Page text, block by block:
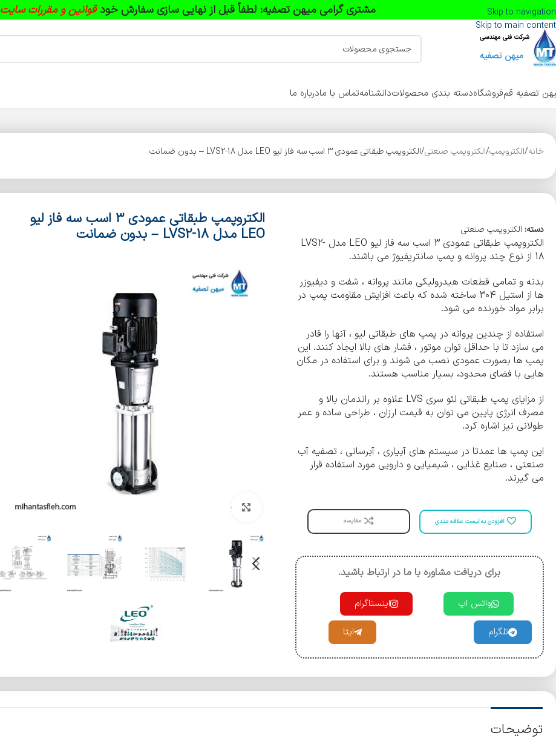
Skip to navigation
Skip to main content
مشتری گرامی میهن تصفیه: لطفاً قبل از نهایی سازی سفارش خودقوانین و مقررات سایت
تصفیه قمفروشگاهدسته بندی محصولاتدانشنامهتماس با مادرباره ما
خانه الکتروپمپ الکتروپمپ صنعتی الکتروپمپ طبقاتی عمودی 3 اسب سه فاز لیو LEO مدل LVS2-18 – بدون ضمانت
دسته: الکتروپمپ صنعتی
الکتروپمپ طبقاتی عمودی 3 اسب سه فاز لیو LEO مدل LVS2-
18 از نوع چند پروانه و پمپ سانتریفیوژ می باشند.
بدنه و تمامی قطعات هیدرولیکی مانند پروانه ، شفت و دیفیوزر
ها از استیل 304 ساخته شده که باعث افزایش مقاومت پمپ در
برابر مواد خورنده می شود.
استفاده از چندین پروانه در پمپ های طبقاتی لیو ، آنها را قادر
می سازد تا با حداقل توان موتور ، فشار های بالا ایجاد کنند. این
پمپ ها بصورت عمودی نصب می شوند و برای استفاده در مکان
هایی با فضای محدود، بسیار مناسب هستند.
از مزایای پمپ طبقاتی لئو سری LVS علاوه بر راندمان بالا و
مصرف انرژی پایین می توان به قیمت ارزان ، طراحی ساده و عمر
طولانی نیز اشاره کرد.
این پمپ ها عمدتا در سیستم های آبیاری ، آبرسانی ، تصفیه آب
صنعتی ، صنایع غذایی ، شیمیایی و دارویی مورد استفاده قرار
می گیرند.
افزودن به لیست علاقه مندی مقایسه
برای دریافت مشاوره با ما در ارتباط باشید.
واتس اپ اینستاگرام
تلگرام ایتا
الکتروپمپ طبقاتی عمودی 3 اسب سه فاز لیو
LEO مدل LVS2-18 – بدون ضمانت
بزرگنمایی تصویر
توضیحات